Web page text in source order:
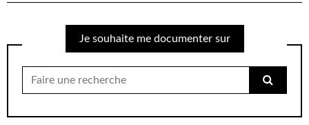
Je souhaite me documenter sur
pour: